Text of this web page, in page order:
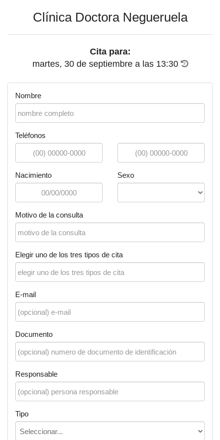
Clínica Doctora Negueruela
Cita para:
martes, 30 de septiembre a las 13:30
Nombre
Teléfonos
Nacimiento Sexo
Motivo de la consulta
Elegir uno de los tres tipos de cita
E-mail
Documento
Responsable
Tipo